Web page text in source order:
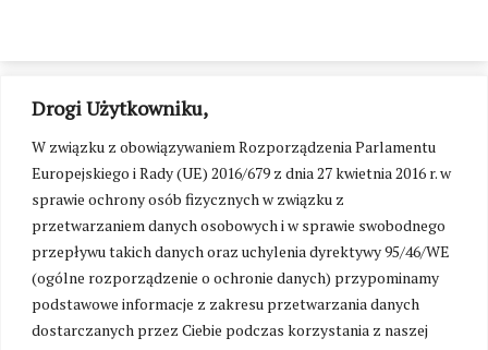
Drogi Użytkowniku,
W związku z obowiązywaniem Rozporządzenia Parlamentu
Europejskiego i Rady (UE) 2016/679 z dnia 27 kwietnia 2016 r. w
sprawie ochrony osób fizycznych w związku z
przetwarzaniem danych osobowych i w sprawie swobodnego
przepływu takich danych oraz uchylenia dyrektywy 95/46/WE
(ogólne rozporządzenie o ochronie danych) przypominamy
podstawowe informacje z zakresu przetwarzania danych
dostarczanych przez Ciebie podczas korzystania z naszej